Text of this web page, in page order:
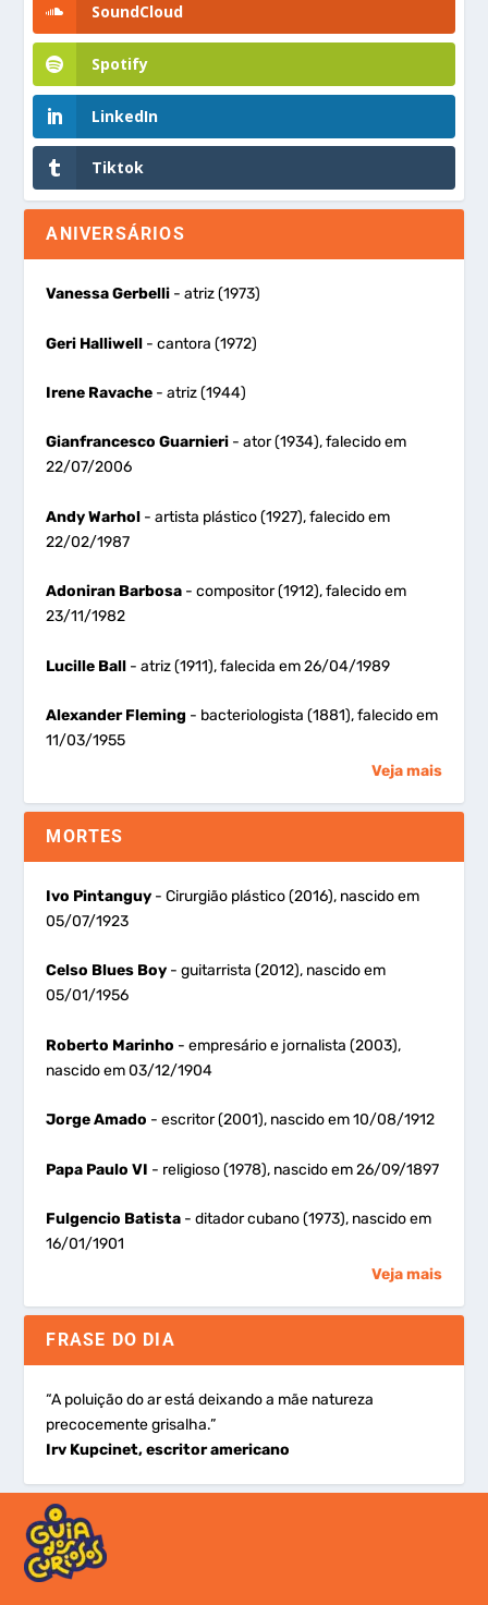
SoundCloud
Spotify
LinkedIn
Tiktok
ANIVERSÁRIOS
Vanessa Gerbelli - atriz (1973)
Geri Halliwell - cantora (1972)
Irene Ravache - atriz (1944)
Gianfrancesco Guarnieri - ator (1934), falecido em
22/07/2006
Andy Warhol - artista plástico (1927), falecido em
22/02/1987
Adoniran Barbosa - compositor (1912), falecido em
23/11/1982
Lucille Ball - atriz (1911), falecida em 26/04/1989
Alexander Fleming - bacteriologista (1881), falecido em
11/03/1955
Veja mais
MORTES
Ivo Pintanguy - Cirurgião plástico (2016), nascido em
05/07/1923
Celso Blues Boy - guitarrista (2012), nascido em
05/01/1956
Roberto Marinho - empresário e jornalista (2003),
nascido em 03/12/1904
Jorge Amado - escritor (2001), nascido em 10/08/1912
Papa Paulo VI - religioso (1978), nascido em 26/09/1897
Fulgencio Batista - ditador cubano (1973), nascido em
16/01/1901
Veja mais
FRASE DO DIA
“A poluição do ar está deixando a mãe natureza
precocemente grisalha.”
Irv Kupcinet, escritor americano